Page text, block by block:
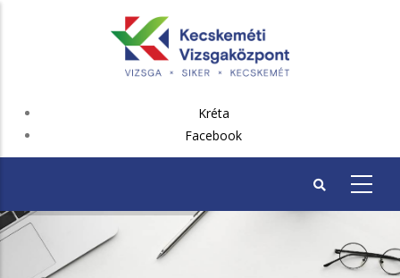
FEJLÉC
Kréta
Facebook